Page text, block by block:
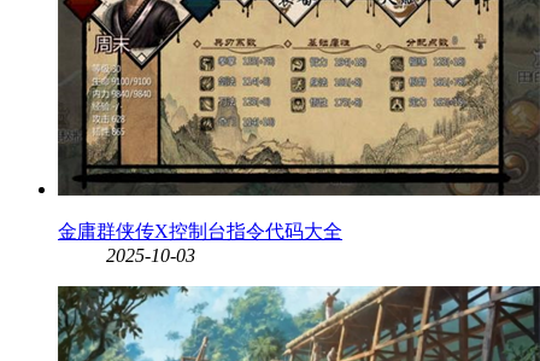
金庸群侠传X控制台指令代码大全
2025-10-03